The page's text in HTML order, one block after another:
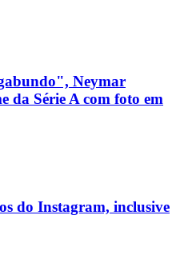
Neymar
da Série A com foto em
do Instagram, inclusive